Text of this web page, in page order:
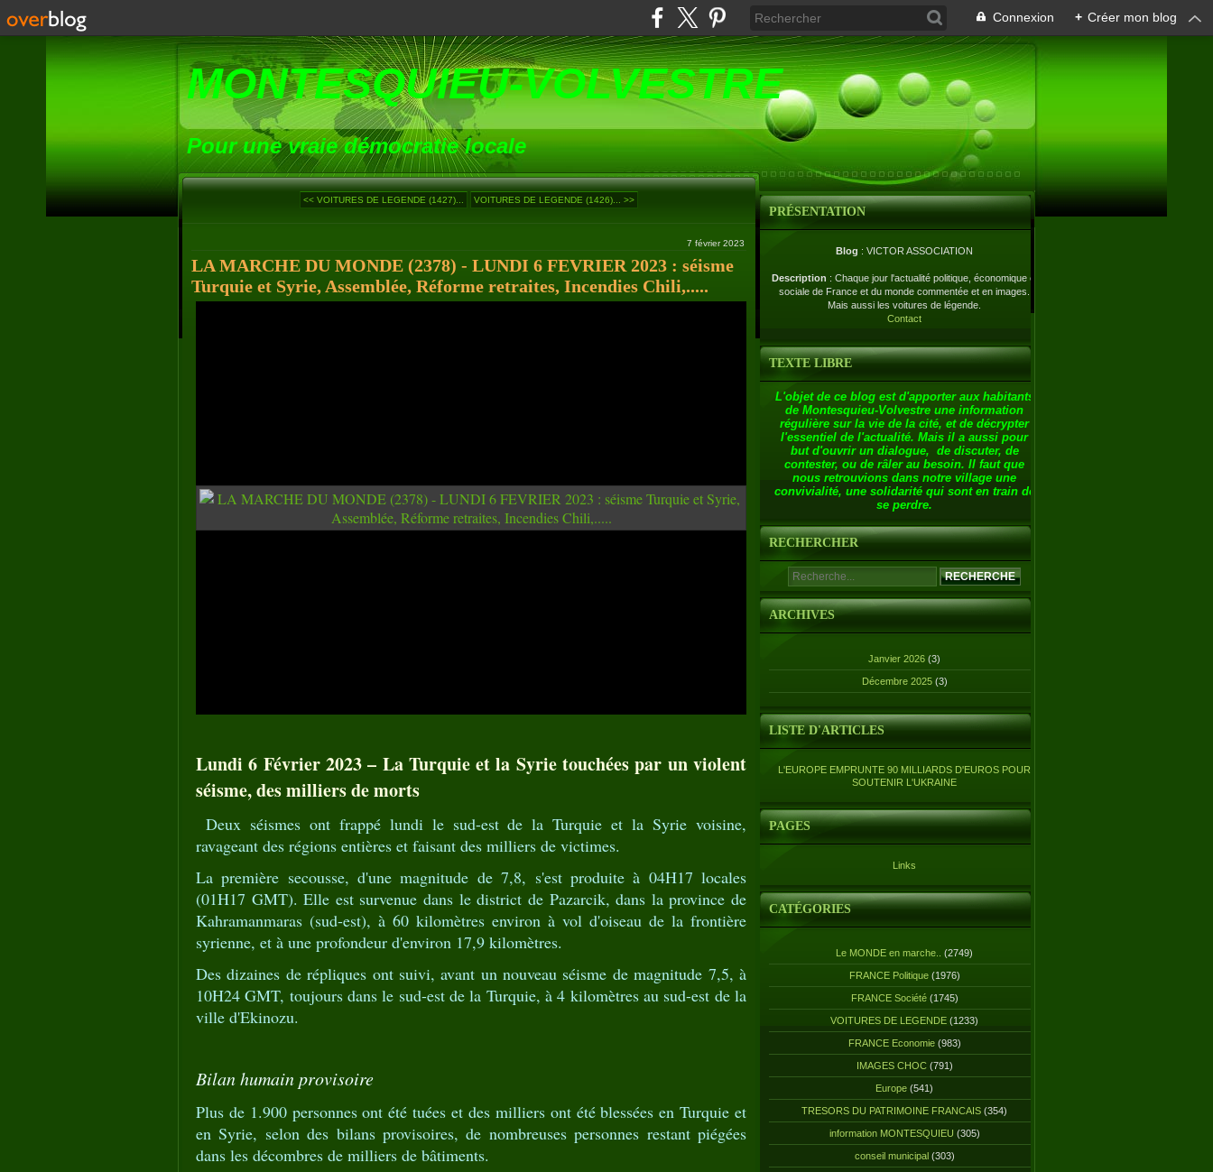
Connexion + Créer mon blog
MONTESQUIEU-VOLVESTRE
Pour une vraie démocratie locale
<< VOITURES DE LEGENDE (1427)... VOITURES DE LEGENDE (1426)... >>
7 février 2023
LA MARCHE DU MONDE (2378) - LUNDI 6 FEVRIER 2023 : séisme
Turquie et Syrie, Assemblée, Réforme retraites, Incendies Chili,.....
Lundi 6 Février 2023 – La Turquie et la Syrie touchées par un violent
séisme, des milliers de morts
Deux séismes ont frappé lundi le sud-est de la Turquie et la Syrie voisine,
ravageant des régions entières et faisant des milliers de victimes.
La première secousse, d'une magnitude de 7,8, s'est produite à 04H17 locales
(01H17 GMT). Elle est survenue dans le district de Pazarcik, dans la province de
Kahramanmaras (sud-est), à 60 kilomètres environ à vol d'oiseau de la frontière
syrienne, et à une profondeur d'environ 17,9 kilomètres.
Des dizaines de répliques ont suivi, avant un nouveau séisme de magnitude 7,5, à
10H24 GMT, toujours dans le sud-est de la Turquie, à 4 kilomètres au sud-est de la
ville d'Ekinozu.
Bilan humain provisoire
Plus de 1.900 personnes ont été tuées et des milliers ont été blessées en Turquie et
en Syrie, selon des bilans provisoires, de nombreuses personnes restant piégées
dans les décombres de milliers de bâtiments.
PRÉSENTATION
Blog : VICTOR ASSOCIATION
Description : Chaque jour l'actualité politique, économique et
sociale de France et du monde commentée et en images.
Mais aussi les voitures de légende.
Contact
TEXTE LIBRE
L'objet de ce blog est d'apporter aux habitants
de Montesquieu-Volvestre une information
régulière sur la vie de la cité, et de décrypter
l'essentiel de l'actualité. Mais il a aussi pour
but d'ouvrir un dialogue, de discuter, de
contester, ou de râler au besoin. Il faut que
nous retrouvions dans notre village une
convivialité, une solidarité qui sont en train de
se perdre.
RECHERCHER
ARCHIVES
Janvier 2026 (3)
Décembre 2025 (3)
LISTE D'ARTICLES
L'EUROPE EMPRUNTE 90 MILLIARDS D'EUROS POUR
SOUTENIR L'UKRAINE
PAGES
Links
CATÉGORIES
Le MONDE en marche.. (2749)
FRANCE Politique(1976)
FRANCE Société(1745)
VOITURES DE LEGENDE (1233)
FRANCE Economie(983)
IMAGES CHOC(791)
Europe (541)
TRESORS DU PATRIMOINE FRANCAIS (354)
information MONTESQUIEU (305)
conseil municipal(303)